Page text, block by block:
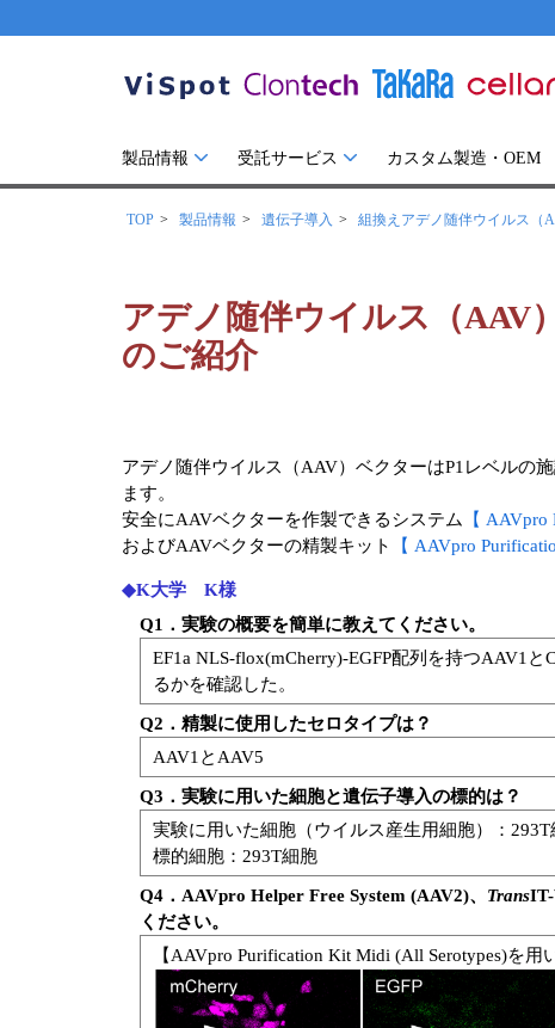
製品情報 受託サービス カスタム製造・OEM
TOP 製品情報 遺伝子導入 組換えアデノ随伴ウイルス（
アデノ随伴ウイルス（AAV
のご紹介
アデノ随伴ウイルス（AAV）ベクターはP1レベルの
ます。
安全にAAVベクターを作製できるシステム
【 AAVpro
およびAAVベクターの精製キット
【 AAVpro
◆K大学 K様
Q1．実験の概要を簡単に教えてください。
EF1a NLS-flox(mCherry)-EGFP配列を持つAAV1
るかを確認した。
Q2．精製に使用したセロタイプは？
AAV1とAAV5
Q3．実験に用いた細胞と遺伝子導入の標的は？
実験に用いた細胞（ウイルス産生用細胞）：293T
標的細胞：293T細胞
Q4．AAVpro Helper Free System (AAV2)、 Trans
ください。
【AAVpro Purification Kit Midi (All Serotypes)を用